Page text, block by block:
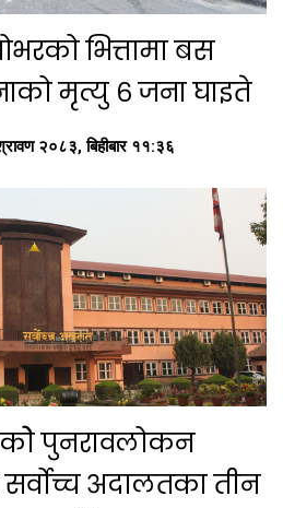
भित्तामा बस
मृत्यु ६ जना घाइते
२०८३, बिहीबार ११:३६
पुनरावलोकन
अदालतका तीन